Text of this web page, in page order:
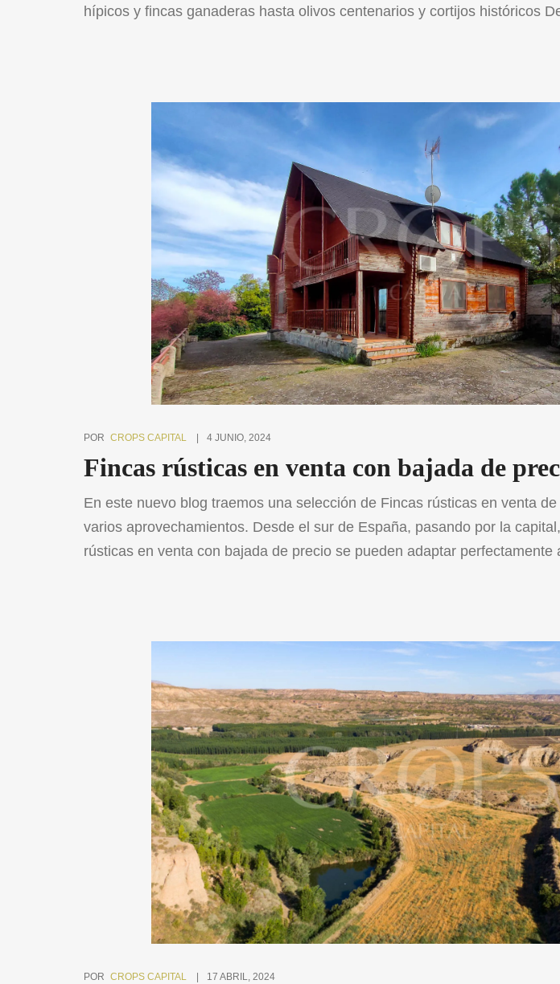
hípicos y fincas ganaderas hasta olivos centenarios y cortijos históricos
POR CROPS CAPITAL 4 JUNIO, 2024
Fincas rústicas en venta con bajada de
En este nuevo blog traemos una selección de Fincas rústicas en venta
varios aprovechamientos. Desde el sur de España, pasando por la
rústicas en venta con bajada de precio se pueden adaptar
POR CROPS CAPITAL 17 ABRIL, 2024